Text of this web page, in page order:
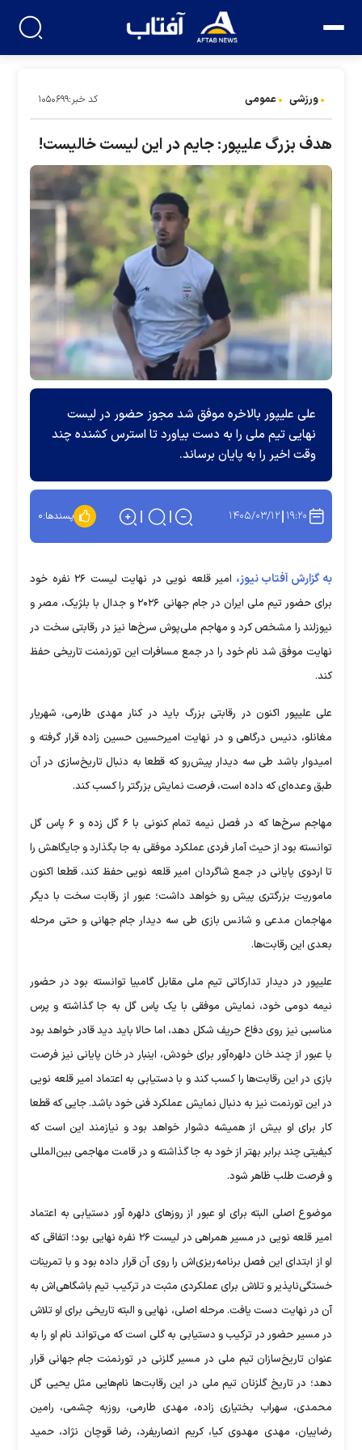
ورزشی عمومی کد خبر:۱۰۵۰۶۹۹
هدف بزرگ علیپور: جایم در این لیست خالیست!
علی علیپور بالاخره موفق شد مجوز حضور در لیست
نهایی تیم ملی را به دست بیاورد تا استرس کشنده چند
وقت اخیر را به پایان برساند.
۱۹:۲۰ ۱۴۰۵/۰۳/۱۲ پسندها:۰
به گزارش آفتاب نیوز،
امیر قلعه نویی در نهایت لیست ۲۶ نفره خود
برای حضور تیم ملی ایران در جام جهانی ۲۰۲۶ و جدال با بلژیک، مصر و
نیوزلند را مشخص کرد و مهاجم ملی‌پوش سرخ‌ها نیز در رقابتی سخت در
نهایت موفق شد نام خود را در جمع مسافرات این تورنمنت تاریخی حفظ
کند.
علی علیپور اکنون در رقابتی بزرگ باید در کنار مهدی طارمی، شهریار
مغانلو، دنیس درگاهی و در نهایت امیرحسین حسین زاده قرار گرفته و
امیدوار باشد طی سه دیدار پیش‌رو که قطعا به دنبال تاریخ‌سازی در آن
طبق وعده‌ای که داده است، فرصت نمایش بزرگتر را کسب کند.
مهاجم سرخ‌ها که در فصل نیمه تمام کنونی با ۶ گل زده و ۶ پاس گل
توانسته بود از حیث آمار فردی عملکرد موفقی به جا بگذارد و جایگاهش را
تا اردوی پایانی در جمع شاگردان امیر قلعه نویی حفظ کند، قطعا اکنون
ماموریت بزرگتری پیش رو خواهد داشت؛ عبور از رقابت سخت با دیگر
مهاجمان مدعی و شانس بازی طی سه دیدار جام جهانی و حتی مرحله
بعدی این رقابت‌ها.
علیپور در دیدار تدارکاتی تیم ملی مقابل گامبیا توانسته بود در حضور
نیمه دومی خود، نمایش موفقی با یک پاس گل به جا گذاشته و پرس
مناسبی نیز روی دفاع حریف شکل دهد، اما حالا باید دید قادر خواهد بود
با عبور از چند خان دلهره‌آور برای خودش، اینبار در خان پایانی نیز فرصت
بازی در این رقابت‌ها را کسب کند و با دستیابی به اعتماد امیر قلعه نویی
در این تورنمت نیز به دنبال نمایش عملکرد فنی خود باشد. جایی که قطعا
کار برای او بیش از همیشه دشوار خواهد بود و نیازمند این است که
کیفیتی چند برابر بهتر از خود به جا گذاشته و در قامت مهاجمی بین‌المللی
و فرصت طلب ظاهر شود.
موضوع اصلی البته برای او عبور از روز‌های دلهره آور دستیابی به اعتماد
امیر قلعه نویی در مسیر همراهی در لیست ۲۶ نفره نهایی بود؛ اتفاقی که
او از ابتدای این فصل برنامه‌ریزی‌اش را روی آن قرار داده بود و با تمرینات
خستگی‌ناپذیر و تلاش برای عملکردی مثبت در ترکیب تیم باشگاهی‌اش به
آن در نهایت دست یافت. مرحله اصلی، نهایی و البته تاریخی برای او تلاش
در مسیر حضور در ترکیب و دستیابی به گلی است که می‌تواند نام او را به
عنوان تاریخ‌سازان تیم ملی در مسیر گلزنی در تورنمنت جام جهانی قرار
دهد؛ در تاریخ گلزنان تیم ملی در این رقابت‌ها نام‌هایی مثل یحیی گل
محمدی، سهراب بختیاری زاده، مهدی طارمی، روزبه چشمی، رامین
رضاییان، مهدی مهدوی کیا، کریم انصاریفرد، رضا قوچان نژاد، حمید